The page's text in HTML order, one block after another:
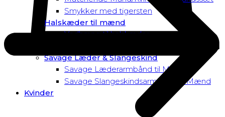
Smykker med tigersten
Halskæder til mænd
Vedhæng til halskæder
Savage Læder & Slangeskind
Savage Læderarmbånd til Mænd
Savage Slangeskindsarmbånd til Mænd
Kvinder